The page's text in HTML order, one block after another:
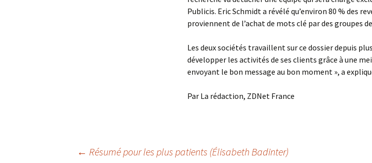
Publicis. Eric Schmidt a révélé qu’environ 80 % des
proviennent de l’achat de mots clé par des groupes
Les deux sociétés travaillent sur ce dossier depuis
développer les activités de ses clients grâce à une
envoyant le bon message au bon moment », a
Par La rédaction, ZDNet France
← Résumé pour les plus patients (Élisabeth Badinter)